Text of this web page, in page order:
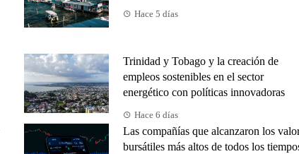
Hace 5 días
Trinidad y Tobago y la creación de
empleos sostenibles en el sector
energético con políticas innovadoras
Hace 6 días
Las compañías que alcanzaron los
bursátiles más altos de todos los